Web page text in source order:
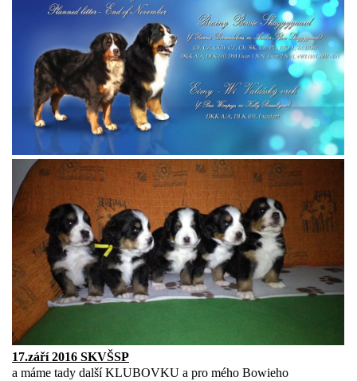
17.září 2016 SKVŠSP
a máme tady další KLUBOVKU a pro mého Bowieho